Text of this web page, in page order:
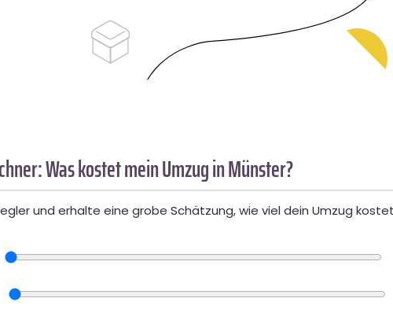
Was kostet mein Umzug in Münster?
und erhalte eine grobe Schätzung, wie viel dein Umzug